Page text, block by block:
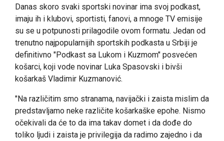
Danas skoro svaki sportski novinar ima svoj podkast,
imaju ih i klubovi, sportisti, fanovi, a mnoge TV emisije
su se u potpunosti prilagodile ovom formatu. Jedan od
trenutno najpopularnijih sportskih podkasta u Srbiji je
definitivno "Podkast sa Lukom i Kuzmom" posvećen
košarci, koji vode novinar Luka Spasovski i bivši
košarkaš Vladimir Kuzmanović.
"Na različitim smo stranama, navijački i zaista mislim da
predstavljamo neke različite košarkaške epohe. Nismo
očekivali da će to da ima takav domet i da dođe do
toliko ljudi i zaista je privilegija da radimo zajedno i da